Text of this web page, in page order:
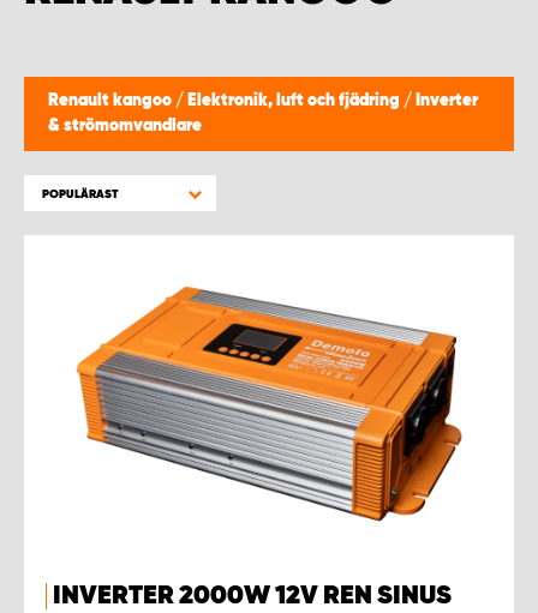
Renault kangoo / Elektronik, luft och fjädring / Inverter
& strömomvandlare
POPULÄRAST
INVERTER 2000W 12V REN SINUS
WORK SYSTEM HELSINGBORG
WORK SYSTEM JÖNKÖPING
WORK SYSTEM KARLSTAD
WORK SYSTEM KRISTIANSTAD
WORK SYSTEM LINKÖPING
WORK SYSTEM SKELLEFTEÅ